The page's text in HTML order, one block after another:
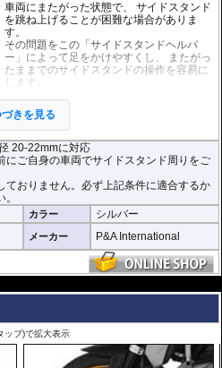
車両にまたがった状態で、 サイドスタンド
を跳ね上げることが困難な場合がありま
す。
その問題をこの「サイドスタンドヘルパ
ー」によって足をかけやすくし、 またがっ
たままでのサイドスタンドの操作を容易に
します。
各車両での取り付け確認は行っておりませ
ん。サイドスタンド径や干渉物がないかな
ど事前にご自身の車両でサイドスタンド周
きを見る
20-22mmに対応
ご自身の車両でサイドスタンド周りをご
おりません。必ず上記条件に適合するか
カラー シルバー
メーカー P&A International
ップ)で拡大表示